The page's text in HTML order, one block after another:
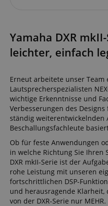
Yamaha DXR
leichter, einfach
Erneut arbeitete unser Team
Lautsprecherspezialisten
wichtige Erkenntnisse und
Verbesserungen des
ständig
Beschallungsfachleute
Ob für feste Anwendungen
in welche Richtung Sie Ihren
DXR mkII-Serie ist der
rohe Leistung mit unseren
fortschrittlichen DSP-
und herausragende Klarheit,
von der DXR-Serie nur MEHR.